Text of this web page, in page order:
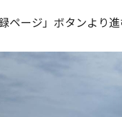
ページ」ボタンより